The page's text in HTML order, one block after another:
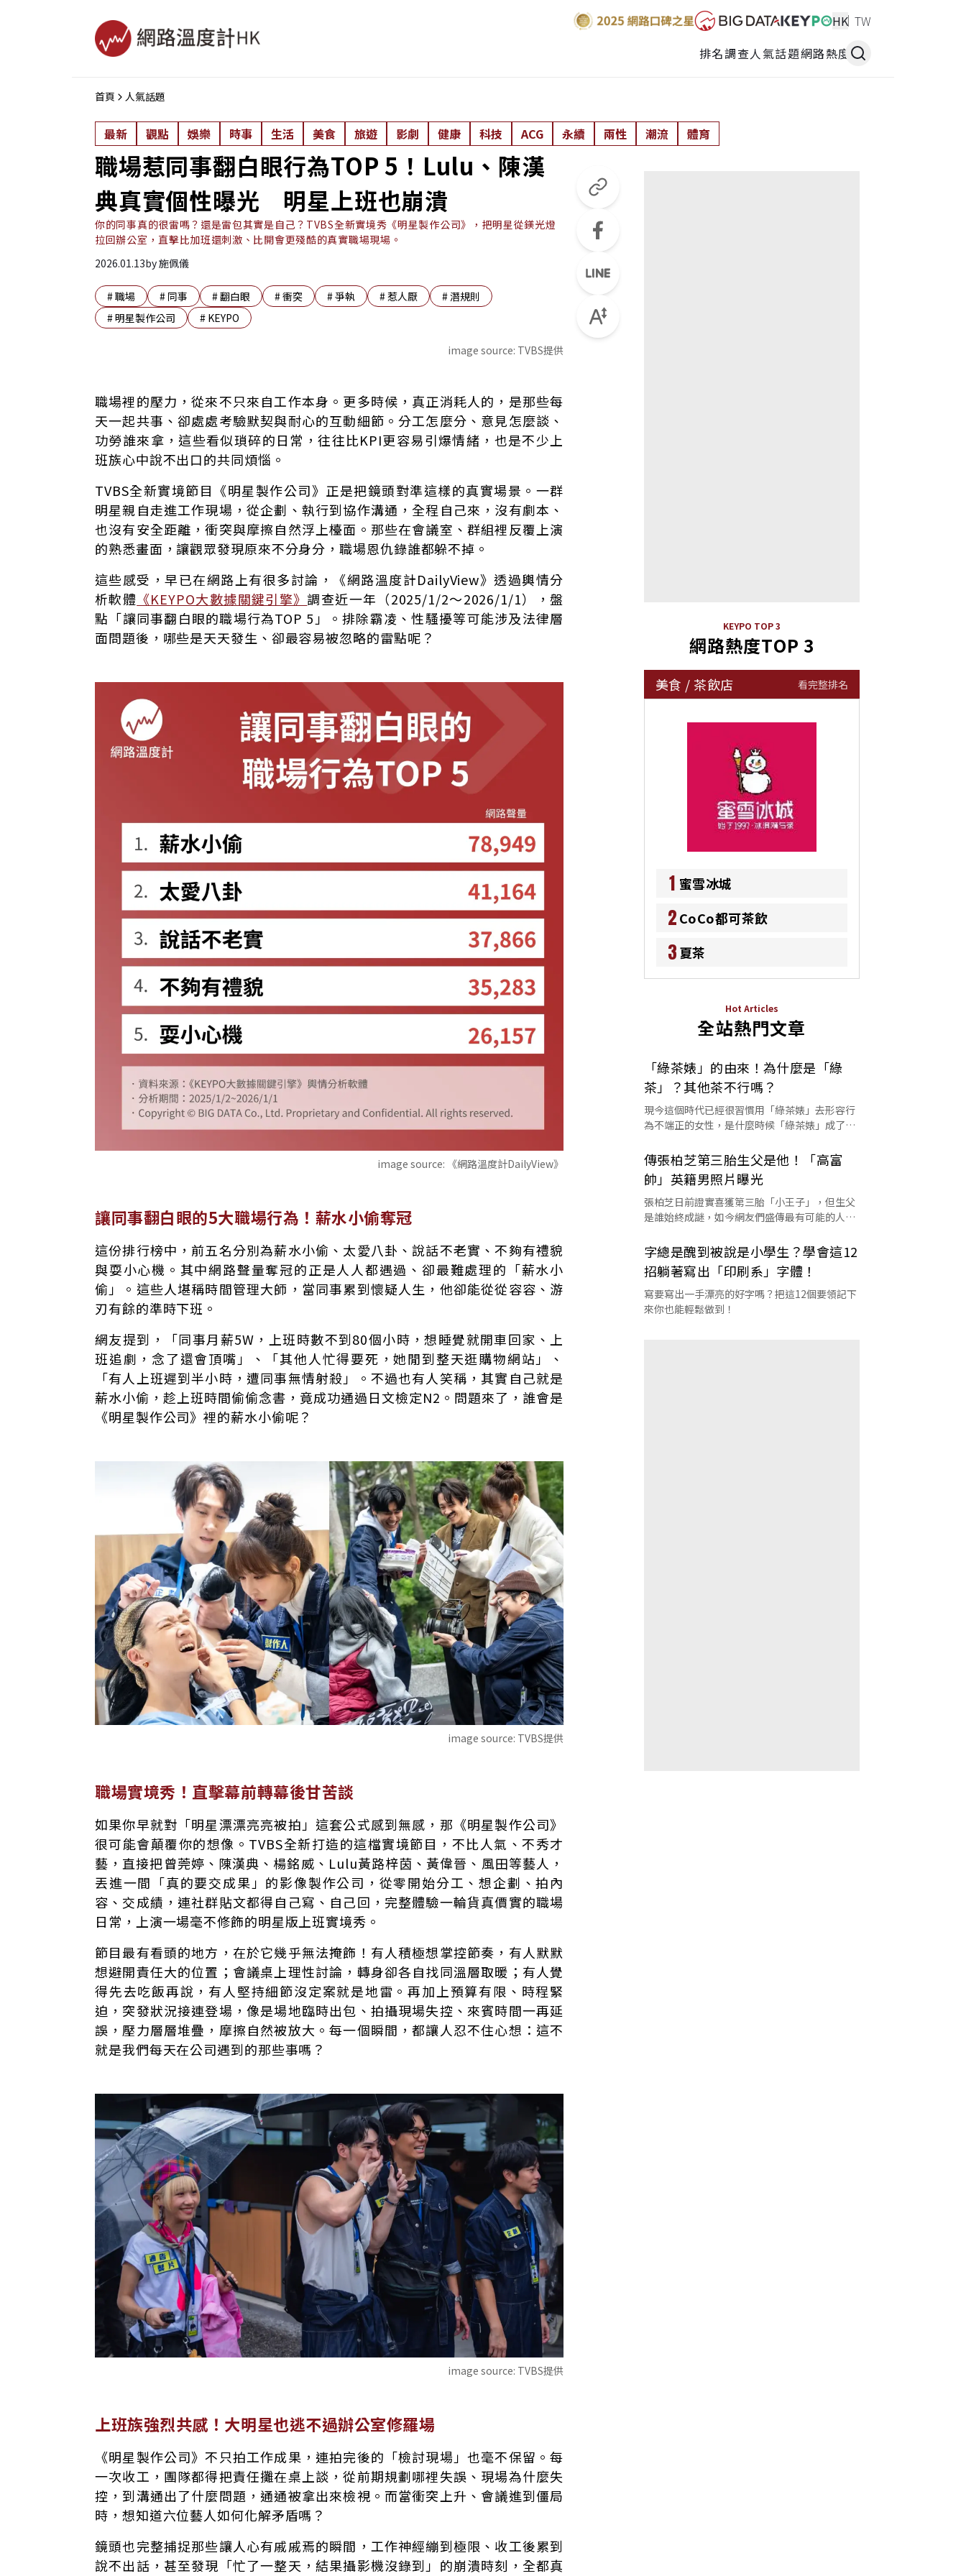
HK TW
排名調查人氣話題網路熱度
首頁 人氣話題
最新 觀點 娛樂 時事 生活 美食 旅遊 影劇 健康 科技 ACG 永續 兩性 潮流 體育
職場惹同事翻白眼行為TOP 5！Lulu、陳漢
典真實個性曝光 明星上班也崩潰
你的同事真的很雷嗎？還是雷包其實是自己？TVBS全新實境秀《明星製作公司》，把明星從鎂光燈
拉回辦公室，直擊比加班還刺激、比開會更殘酷的真實職場現場。
2026.01.13by施佩儀
#職場 # 同事 #翻白眼 #衝突 #爭執 #惹人厭 #潛規則
#明星製作公司 # KEYPO
image source: TVBS提供
讓同事翻白眼的5大職場行為！薪水小偷奪冠
職場實境秀！直擊幕前轉幕後甘苦談
上班族強烈共感！大明星也逃不過辦公室修羅場
職場裡的壓力，從來不只來自工作本身。更多時候，真正消耗人的，是那些每
天一起共事、卻處處考驗默契與耐心的互動細節。分工怎麼分、意見怎麼談、
功勞誰來拿，這些看似瑣碎的日常，往往比KPI更容易引爆情緒，也是不少上
班族心中說不出口的共同煩惱。
TVBS全新實境節目《明星製作公司》正是把鏡頭對準這樣的真實場景。一群
明星親自走進工作現場，從企劃、執行到協作溝通，全程自己來，沒有劇本、
也沒有安全距離，衝突與摩擦自然浮上檯面。那些在會議室、群組裡反覆上演
的熟悉畫面，讓觀眾發現原來不分身分，職場恩仇錄誰都躲不掉。
這些感受，早已在網路上有很多討論，《網路溫度計DailyView》透過輿情分
析軟體 《KEYPO大數據關鍵引擎》調查近一年（2025/1/2～2026/1/1），盤
點「讓同事翻白眼的職場行為TOP 5」。排除霸凌、性騷擾等可能涉及法律層
面問題後，哪些是天天發生、卻最容易被忽略的雷點呢？
image source: 《網路溫度計DailyView》
讓同事翻白眼的5大職場行為！薪水小偷奪冠
這份排行榜中，前五名分別為薪水小偷、太愛八卦、說話不老實、不夠有禮貌
與耍小心機。其中網路聲量奪冠的正是人人都遇過、卻最難處理的「薪水小
偷」。這些人堪稱時間管理大師，當同事累到懷疑人生，他卻能從從容容、游
刃有餘的準時下班。
網友提到，「同事月薪5W，上班時數不到80個小時，想睡覺就開車回家、上
班追劇，念了還會頂嘴」、「其他人忙得要死，她閒到整天逛購物網站」、
「有人上班遲到半小時，遭同事無情射殺」。不過也有人笑稱，其實自己就是
薪水小偷，趁上班時間偷偷念書，竟成功通過日文檢定N2。問題來了，誰會是
《明星製作公司》裡的薪水小偷呢？
image source: TVBS提供
職場實境秀！直擊幕前轉幕後甘苦談
如果你早就對「明星漂漂亮亮被拍」這套公式感到無感，那《明星製作公司》
很可能會顛覆你的想像。TVBS全新打造的這檔實境節目，不比人氣、不秀才
藝，直接把曾莞婷、陳漢典、楊銘威、Lulu黃路梓茵、黃偉晉、風田等藝人，
丟進一間「真的要交成果」的影像製作公司，從零開始分工、想企劃、拍內
容、交成績，連社群貼文都得自己寫、自己回，完整體驗一輪貨真價實的職場
日常，上演一場毫不修飾的明星版上班實境秀。
節目最有看頭的地方，在於它幾乎無法掩飾！有人積極想掌控節奏，有人默默
想避開責任大的位置；會議桌上理性討論，轉身卻各自找同溫層取暖；有人覺
得先去吃飯再說，有人堅持細節沒定案就是地雷。再加上預算有限、時程緊
迫，突發狀況接連登場，像是場地臨時出包、拍攝現場失控、來賓時間一再延
誤，壓力層層堆疊，摩擦自然被放大。每一個瞬間，都讓人忍不住心想：這不
就是我們每天在公司遇到的那些事嗎？
image source: TVBS提供
上班族強烈共感！大明星也逃不過辦公室修羅場
《明星製作公司》不只拍工作成果，連拍完後的「檢討現場」也毫不保留。每
一次收工，團隊都得把責任攤在桌上談，從前期規劃哪裡失誤、現場為什麼失
控，到溝通出了什麼問題，通通被拿出來檢視。而當衝突上升、會議進到僵局
時，想知道六位藝人如何化解矛盾嗎？
鏡頭也完整捕捉那些讓人心有戚戚焉的瞬間，工作神經繃到極限、收工後累到
說不出話，甚至發現「忙了一整天，結果攝影機沒錄到」的崩潰時刻，全都真
KEYPO TOP 3
網路熱度TOP 3
美食 / 茶飲店 看完整排名
1 蜜雪冰城
2CoCo都可茶飲
3夏茶
Hot Articles
全站熱門文章
「綠茶婊」的由來！為什麼是「綠
茶」？其他茶不行嗎？
現今這個時代已經很習慣用「綠茶婊」去形容行
為不端正的女性，是什麼時候「綠茶婊」成了罵
傳張柏芝第三胎生父是他！「高富
帥」英籍男照片曝光
張柏芝日前證實喜獲第三胎「小王子」，但生父
是誰始終成謎，如今網友們盛傳最有可能的人選
字總是醜到被說是小學生？學會這12
招躺著寫出「印刷系」字體！
寫要寫出一手漂亮的好字嗎？把這12個要領記下
來你也能輕鬆做到！